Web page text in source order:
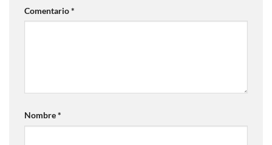
Comentario*
Nombre*